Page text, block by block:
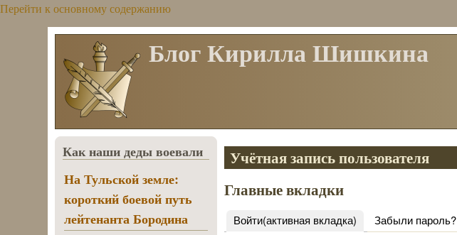
Перейти к основному содержанию
Блог Кирилла Шишкина
Учётная запись пользователя
Главные вкладки
Войти(активная вкладка) Забыли пароль?
Как наши деды воевали
На Тульской земле:
короткий боевой путь
лейтенанта Бородина